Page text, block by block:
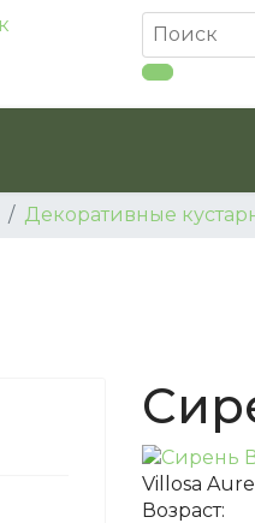
Декоративные
Villosa
Возраст: